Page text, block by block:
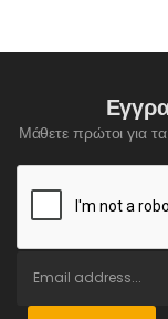
Μάθετε πρώτοι για